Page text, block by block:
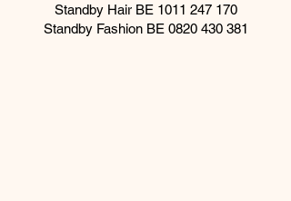
Standby Hair BE 1011 247 170
Standby Fashion BE 0820 430 381